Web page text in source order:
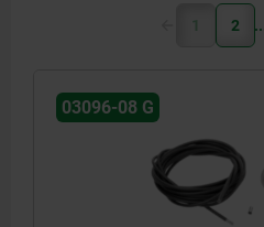
1 2
03096-08 G